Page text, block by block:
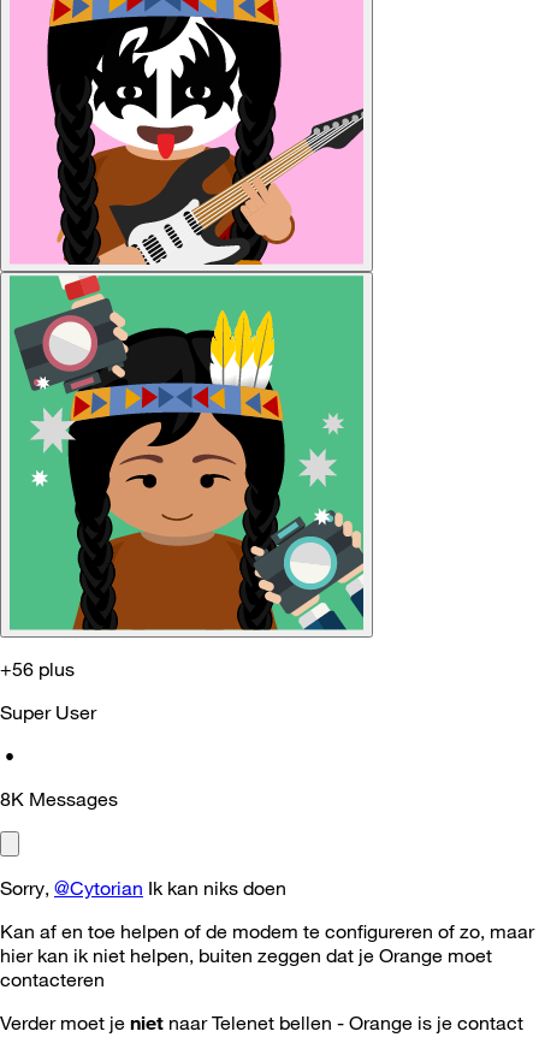
+56 plus
Super User
•
8K Messages
Sorry, @Cytorian Ik kan niks doen
Kan af en toe helpen of de modem te configureren of zo, maar
hier kan ik niet helpen, buiten zeggen dat je Orange moet
contacteren
Verder moet je niet naar Telenet bellen - Orange is je contact